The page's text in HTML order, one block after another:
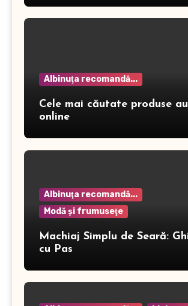
Albinuţa recomandă...
Cele mai căutate produse
online
Albinuţa recomandă...
Modă şi frumuseţe
Machiaj Simplu de Seară:
cu Pas